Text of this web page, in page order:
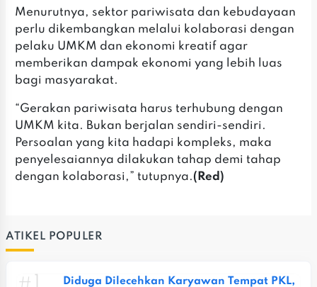
‎Menurutnya, sektor pariwisata dan kebudayaan
perlu dikembangkan melalui kolaborasi dengan
pelaku UMKM dan ekonomi kreatif agar
memberikan dampak ekonomi yang lebih luas
bagi masyarakat.
‎“Gerakan pariwisata harus terhubung dengan
UMKM kita. Bukan berjalan sendiri-sendiri.
Persoalan yang kita hadapi kompleks, maka
penyelesaiannya dilakukan tahap demi tahap
dengan kolaborasi,” tutupnya.(Red)
ATIKEL POPULER
Diduga Dilecehkan Karyawan Tempat PKL,